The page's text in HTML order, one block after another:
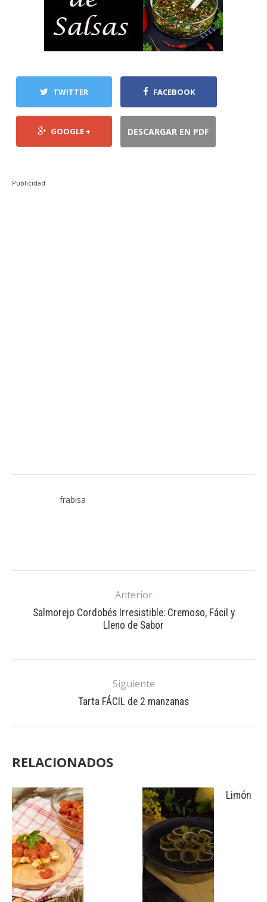
TWITTER FACEBOOK
GOOGLE + DESCARGAR EN PDF
Publicidad
frabisa
Anterior
Salmorejo Cordobés Irresistible: Cremoso, Fácil y
Lleno de Sabor
Siguiente
Tarta FÁCIL de 2 manzanas
RELACIONADOS
Limón